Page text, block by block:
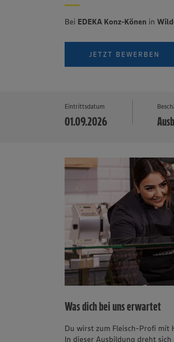
Bei EDEKA Konz-Könen in
JETZT BEWERBEN
Eintrittsdatum
01.09.2026
Was dich bei uns erwartet
Du wirst zum Fleisch-Profi mit
In dieser Ausbildung dreht